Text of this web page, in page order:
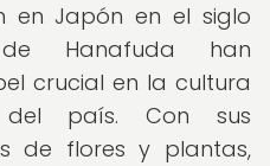
en Japón en el siglo
Hanafuda han
crucial en la cultura
del país. Con sus
de flores y plantas,